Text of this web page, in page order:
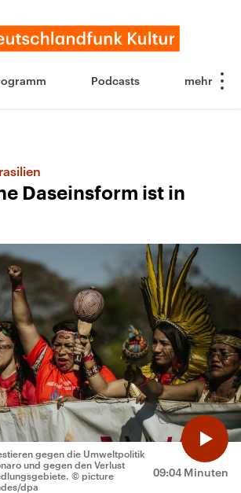
Podcasts
Daseinsform ist in
09:04 Minuten
gegen die Umweltpolitik
und gegen den Verlust
© picture
dpa